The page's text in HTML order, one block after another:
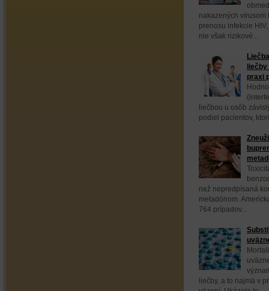
nakazených
prenosu infekcie
nie však rizikové...
liečby
praxi
liečbou u osôb
podiel pacientov,
než nepredpísaná
metadónom.
764 prípadov...
liečby, a to najmä v